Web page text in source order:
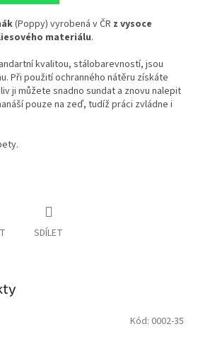
(Poppy) vyrobená v ČR z vysoce
materiálu.
kvalitou, stálobarevností, jsou
Při použití ochranného nátěru získáte
ji můžete snadno sundat a znovu nalepit
pouze na zeď, tudíž práci zvládne i
SDÍLET
Kód: 0002-35